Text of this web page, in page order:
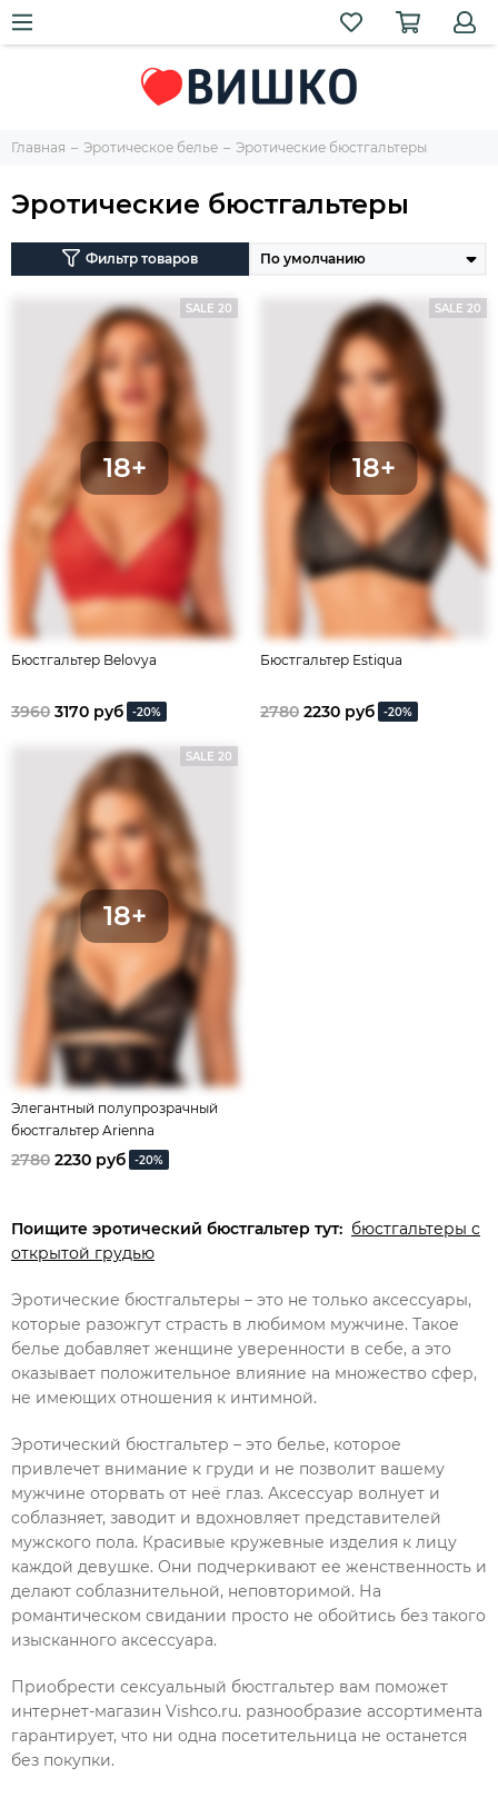
Главная Эротическое белье Эротические бюстгальтеры
Эротические бюстгальтеры
Фильтр товаров
SALE 20
Бюстгальтер Belovya
3960 3170 руб -20%
SALE 20
Бюстгальтер Estiqua
2780 2230 руб -20%
SALE 20
Элегантный полупрозрачный
бюстгальтер Arienna
2780 2230 руб -20%
Поищите эротический бюстгальтер тут: бюстгальтеры с
открытой грудью
Эротические бюстгальтеры – это не только аксессуары,
которые разожгут страсть в любимом мужчине. Такое
белье добавляет женщине уверенности в себе, а это
оказывает положительное влияние на множество сфер,
не имеющих отношения к интимной.
Эротический бюстгальтер – это белье, которое
привлечет внимание к груди и не позволит вашему
мужчине оторвать от неё глаз. Аксессуар волнует и
соблазняет, заводит и вдохновляет представителей
мужского пола. Красивые кружевные изделия к лицу
каждой девушке. Они подчеркивают ее женственность и
делают соблазнительной, неповторимой. На
романтическом свидании просто не обойтись без такого
изысканного аксессуара.
Приобрести сексуальный бюстгальтер вам поможет
интернет-магазин Vishco.ru. разнообразие ассортимента
гарантирует, что ни одна посетительница не останется
без покупки.